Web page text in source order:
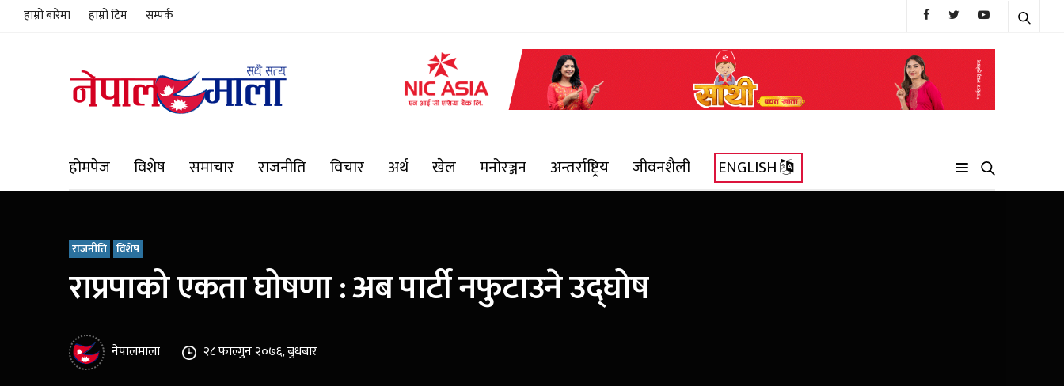
हाम्रो बारेमा हाम्रो टिम सम्पर्क
होमपेज विशेष समाचार राजनीति विचार अर्थ खेल मनोरञ्जन अन्तर्राष्ट्रिय जीवनशैली ENGLISH
राजनीति विशेष
राप्रपाको एकता घोषणा : अब पार्टी नफुटाउने उद्घोष
नेपालमाला २८ फाल्गुन २०७६, बुधबार